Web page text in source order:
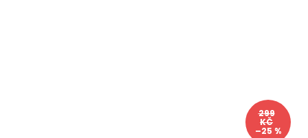
299
KČ
–25 %